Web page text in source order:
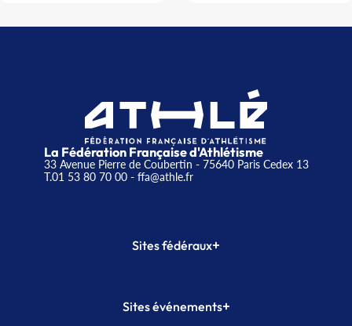
La Fédération Française d'Athlétisme
33 Avenue Pierre de Coubertin - 75640 Paris Cedex 13
T.01 53 80 70 00- ffa@athle.fr
Sites fédéraux+
Plateforme Formation
Sites événements+